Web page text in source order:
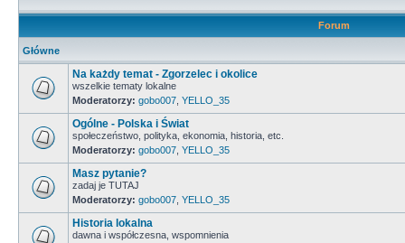
Forum
Główne
Na każdy temat - Zgorzelec i okolice
wszelkie tematy lokalne
Moderatorzy: gobo007 YELLO_35
Ogólne - Polska i Świat
społeczeństwo, polityka, ekonomia, historia, etc.
Moderatorzy: gobo007 YELLO_35
Masz pytanie?
zadaj je TUTAJ
Moderatorzy: gobo007 YELLO_35
Historia lokalna
dawna i współczesna, wspomnienia